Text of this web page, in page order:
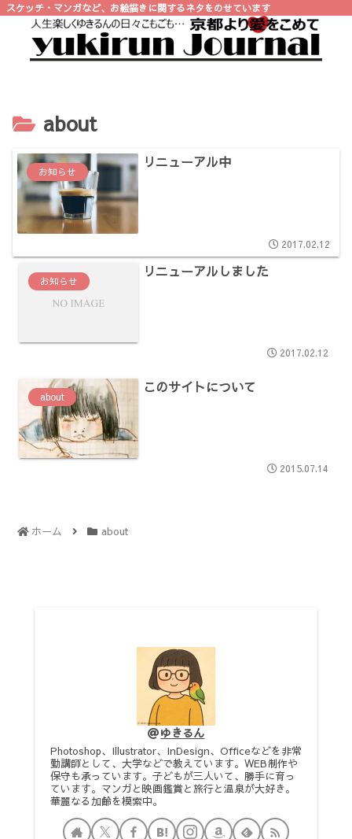
スケッチ・マンガなど、お絵描きに関するネタをのせています
about
お知らせ
リニューアル中
2017.02.12
お知らせ
リニューアルしました
2017.02.12
about
このサイトについて
2015.07.14
ホーム about
ゆきるん
Photoshop、Illustrator、InDesign、Officeなどを非常
勤講師として、大学などで教えています。WEB制作や
保守も承っています。子どもが三人いて、勝手に育っ
ています。マンガと映画鑑賞と旅行と温泉が大好き。
華麗なる加齢を模索中。